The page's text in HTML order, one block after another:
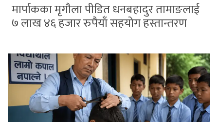
मार्पाकका मृगौला पीडित धनबहादुर तामाङलाई
७ लाख ४६ हजार रुपैयाँ सहयोग हस्तान्तरण